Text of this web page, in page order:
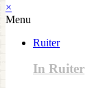
×
Menu
Ruiter
In Ruiter